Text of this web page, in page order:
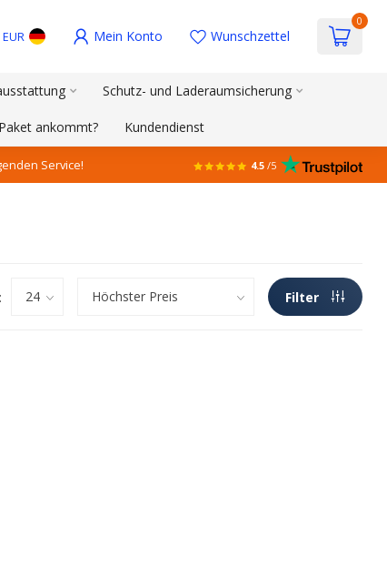
EUR Mein Konto Wunschzettel
0
Schutz- und Laderaumsicherung
ankommt? Kundendienst
Service! 4.5 /5
Filter